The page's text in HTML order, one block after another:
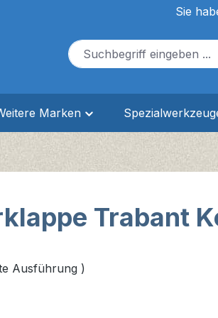
Sie
Marken
Trabant